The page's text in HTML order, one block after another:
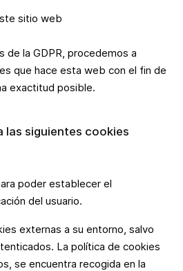
sitio web
de la GDPR, procedemos a
que hace esta web con el fin de
exactitud posible.
las siguientes cookies
poder establecer el
del usuario.
externas a su entorno, salvo
La política de cookies
se encuentra recogida en la